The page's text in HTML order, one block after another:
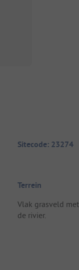
Sitecode: 23274
Terrein
Vlak grasveld
de rivier.